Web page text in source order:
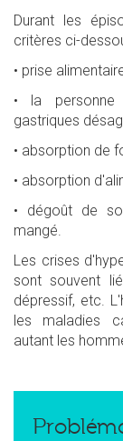
Durant les
critères ci-
• prise
•
la
gastriques
• absorption de
• absorption
•
dégoût de
mangé.
Les crises
sont souvent
dépressif, etc.
les maladies
autant les